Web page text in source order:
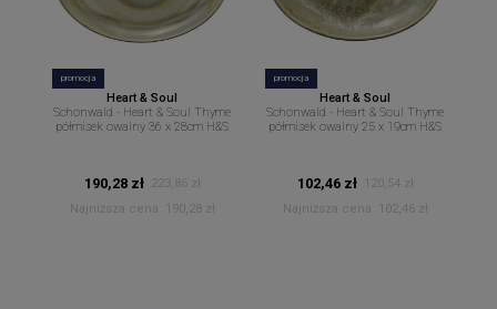
promocja
Heart & Soul
Schonwald - Heart & Soul Thyme
półmisek owalny 36 x 28cm H&S
190,28 zł 223,86 zł
Najniższa cena:
190,28 zł
promocja
Heart & Soul
Schonwald - Heart & Soul Thyme
półmisek owalny 25 x 19cm H&S
102,46 zł
120,54 zł
Najniższa cena:
102,46 zł